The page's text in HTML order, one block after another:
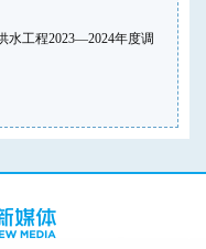
水工程2023—2024年度调